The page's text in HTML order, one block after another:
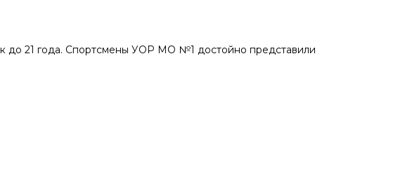
до 21 года. Спортсмены УОР МО №1 достойно представили